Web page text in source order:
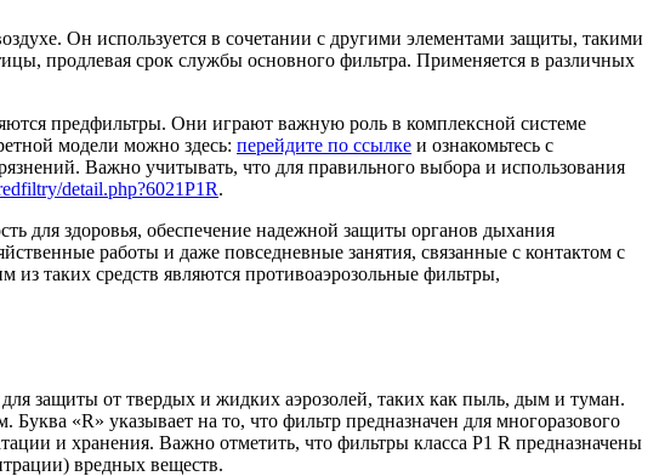
Он используется в сочетании с другими элементами защиты, такими
продлевая срок службы основного фильтра. Применяется в различных
предфильтры. Они играют важную роль в комплексной системе
модели можно здесь: перейдите по ссылке и ознакомьтесь с
Важно учитывать, что для правильного выбора и использования
detail.php?6021P1R.
для здоровья, обеспечение надежной защиты органов дыхания
работы и даже повседневные занятия, связанные с контактом с
таких средств являются противоаэрозольные фильтры,
защиты от твердых и жидких аэрозолей, таких как пыль, дым и туман.
«R» указывает на то, что фильтр предназначен для многоразового
и хранения. Важно отметить, что фильтры класса P1 R предназначены
вредных веществ.